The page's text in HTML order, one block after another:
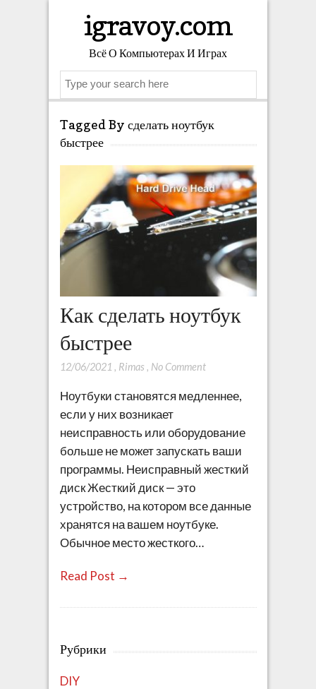
igravoy.com
Всё О Компьютерах И Играх
Tagged By сделать ноутбук
быстрее
Как сделать ноутбук
быстрее
12/06/2021 , Rimas , No Comment
Ноутбуки становятся медленнее,
если у них возникает
неисправность или оборудование
больше не может запускать ваши
программы. Неисправный жесткий
диск Жесткий диск — это
устройство, на котором все данные
хранятся на вашем ноутбуке.
Обычное место жесткого…
Read Post →
Рубрики
DIY